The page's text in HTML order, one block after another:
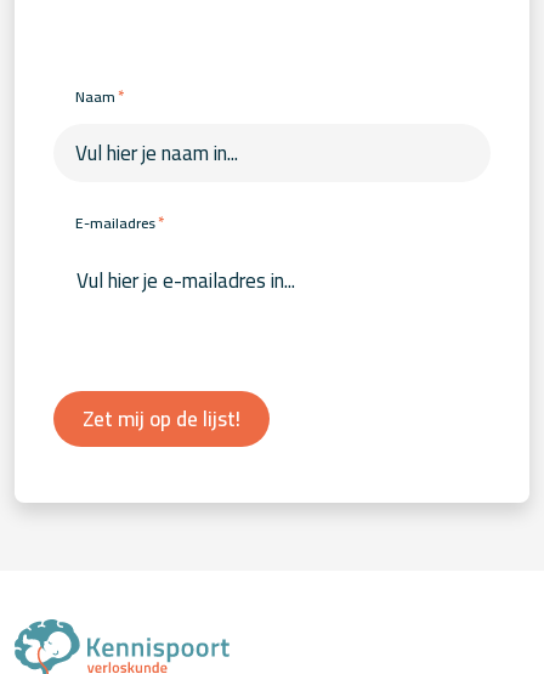
Naam*
E-mailadres*
Zet mij op de lijst!